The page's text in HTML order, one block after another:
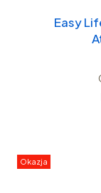
Easy
Okazja